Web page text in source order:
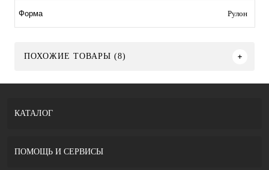
Форма Рулон
ПОХОЖИЕ ТОВАРЫ (8)
КАТАЛОГ
ПОМОЩЬ И СЕРВИСЫ